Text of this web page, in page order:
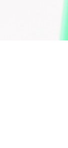
się z coraz
zaoferować
które
badania w
produktów.